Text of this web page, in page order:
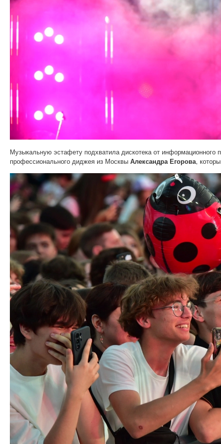
Музыкальную эстафету подхватила дискотека от
профессионального диджея из Москвы Александра Егорова,